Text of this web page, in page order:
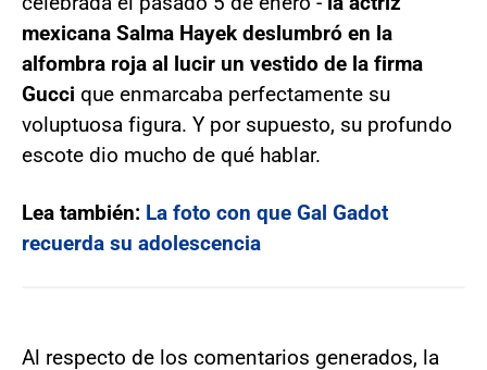
mexicana Salma Hayek deslumbró en la
alfombra roja al lucir un vestido de la firma
Gucci que enmarcaba perfectamente su
voluptuosa figura. Y por supuesto, su profundo
escote dio mucho de qué hablar.
Lea también: La foto con que Gal Gadot
recuerda su adolescencia
Al respecto de los comentarios generados, la